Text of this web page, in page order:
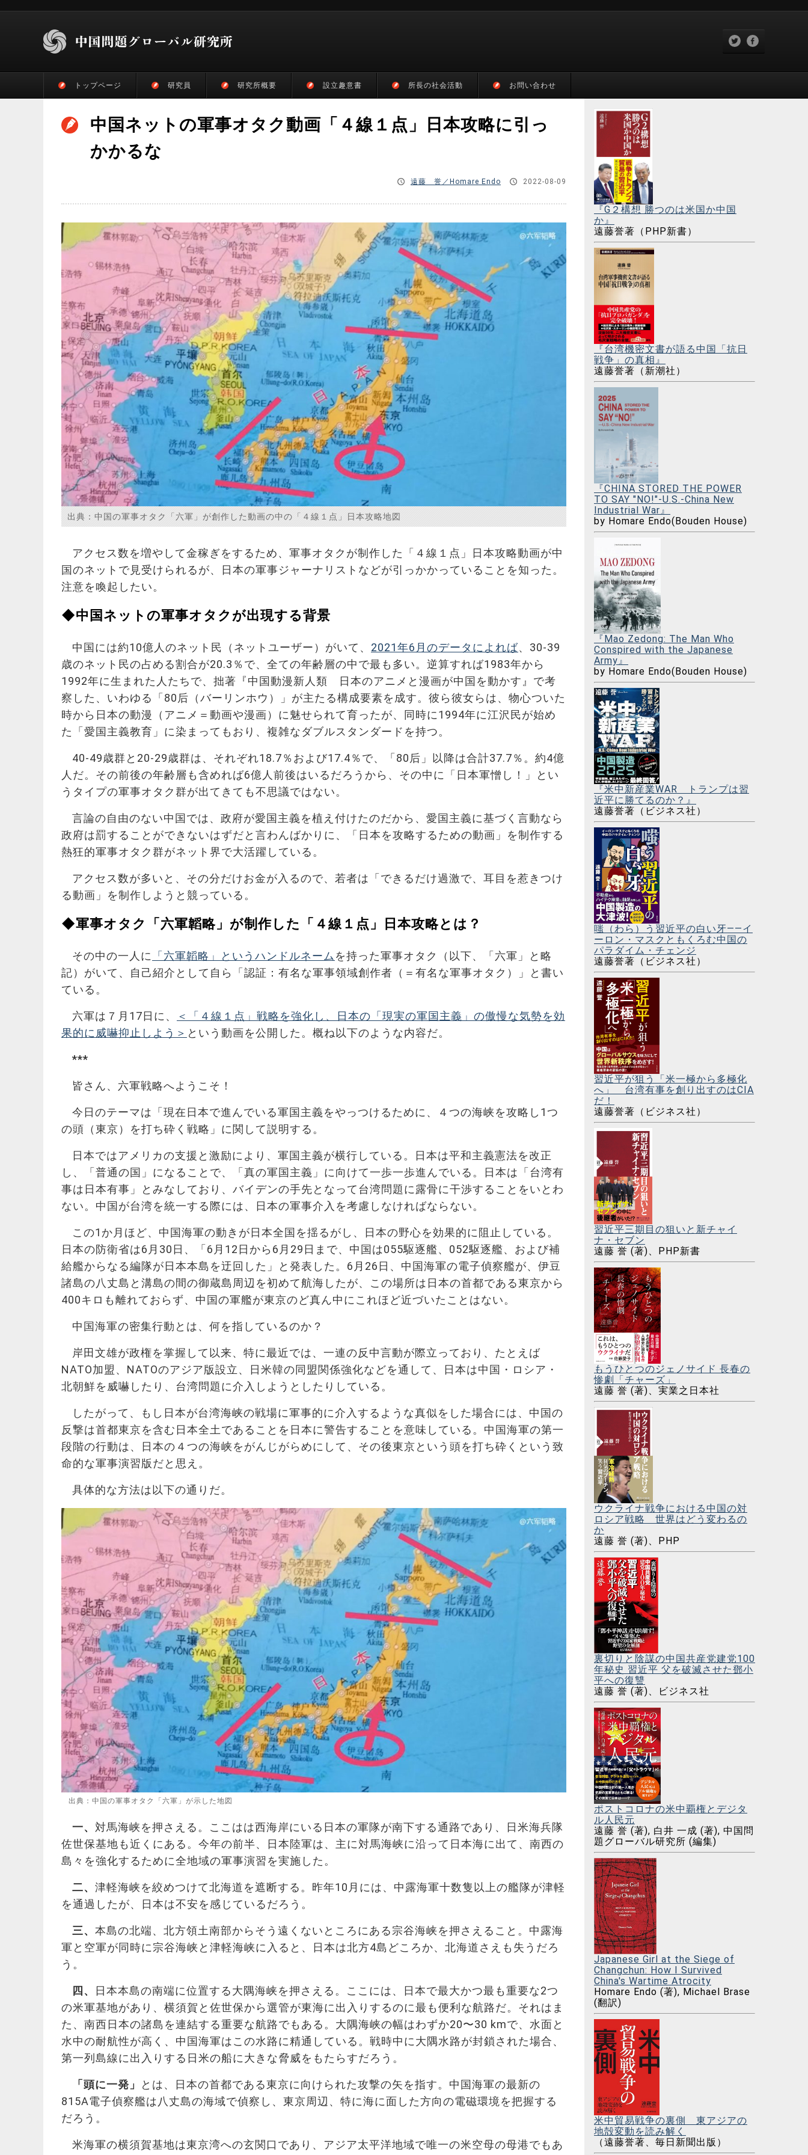
トップページ 研究員 研究所概要 設立趣意書 所長の社会活動 お問い合わせ
中国ネットの軍事オタク動画「４線１点」日本攻略に引っ
かかるな
遠藤 誉／Homare Endo 2022-08-09
出典：中国の軍事オタク「六軍」が創作した動画の中の「４線１点」日本攻略地図
アクセス数を増やして金稼ぎをするため、軍事オタクが制作した「４線１点」日本攻略動画が中
国のネットで見受けられるが、日本の軍事ジャーナリストなどが引っかかっていることを知った。
注意を喚起したい。
◆中国ネットの軍事オタクが出現する背景
中国には約10億人のネット民（ネットユーザー）がいて、 2021年6月のデータによれば、30-39
歳のネット民の占める割合が20.3％で、全ての年齢層の中で最も多い。逆算すれば1983年から
1992年に生まれた人たちで、拙著『中国動漫新人類 日本のアニメと漫画が中国を動かす』で考
察した、いわゆる「80后（バーリンホウ）」が主たる構成要素を成す。彼ら彼女らは、物心ついた
時から日本の動漫（アニメ＝動画や漫画）に魅せられて育ったが、同時に1994年に江沢民が始め
た「愛国主義教育」に染まってもおり、複雑なダブルスタンダードを持つ。
40-49歳群と20-29歳群は、それぞれ18.7％および17.4％で、「80后」以降は合計37.7％。約4億
人だ。その前後の年齢層も含めれば6億人前後はいるだろうから、その中に「日本軍憎し！」とい
うタイプの軍事オタク群が出てきても不思議ではない。
言論の自由のない中国では、政府が愛国主義を植え付けたのだから、愛国主義に基づく言動なら
政府は罰することができないはずだと言わんばかりに、「日本を攻略するための動画」を制作する
熱狂的軍事オタク群がネット界で大活躍している。
アクセス数が多いと、その分だけお金が入るので、若者は「できるだけ過激で、耳目を惹きつけ
る動画」を制作しようと競っている。
◆軍事オタク「六軍韜略」が制作した「４線１点」日本攻略とは？
その中の一人に 「六軍韜略」というハンドルネームを持った軍事オタク（以下、「六軍」と略
記）がいて、自己紹介として自ら「認証：有名な軍事領域創作者（＝有名な軍事オタク）」と書い
ている。
六軍は７月17日に、
＜「４線１点」戦略を強化し、日本の「現実の軍国主義」の傲慢な気勢を効
果的に威嚇抑止しよう＞ という動画を公開した。概ね以下のような内容だ。
***
皆さん、六軍戦略へようこそ！
今日のテーマは「現在日本で進んでいる軍国主義をやっつけるために、４つの海峡を攻略し1つ
の頭（東京）を打ち砕く戦略」に関して説明する。
日本ではアメリカの支援と激励により、軍国主義が横行している。日本は平和主義憲法を改正
し、「普通の国」になることで、「真の軍国主義」に向けて一歩一歩進んでいる。日本は「台湾有
事は日本有事」とみなしており、バイデンの手先となって台湾問題に露骨に干渉することをいとわ
ない。中国が台湾を統一する際には、日本の軍事介入を考慮しなければならない。
この1か月ほど、中国海軍の動きが日本全国を揺るがし、日本の野心を効果的に阻止している。
日本の防衛省は6月30日、「6月12日から6月29日まで、中国は055駆逐艦、052駆逐艦、および補
給艦からなる編隊が日本本島を迂回した」と発表した。6月26日、中国海軍の電子偵察艦が、伊豆
諸島の八丈島と溝島の間の御蔵島周辺を初めて航海したが、この場所は日本の首都である東京から
400キロも離れておらず、中国の軍艦が東京のど真ん中にこれほど近づいたことはない。
中国海軍の密集行動とは、何を指しているのか？
岸田文雄が政権を掌握して以来、特に最近では、一連の反中言動が際立っており、たとえば
NATO加盟、NATOのアジア版設立、日米韓の同盟関係強化などを通して、日本は中国・ロシア・
北朝鮮を威嚇したり、台湾問題に介入しようとしたりしている。
したがって、もし日本が台湾海峡の戦場に軍事的に介入するような真似をした場合には、中国の
反撃は首都東京を含む日本全土であることを日本に警告することを意味している。中国海軍の第一
段階の行動は、日本の４つの海峡をがんじがらめにして、その後東京という頭を打ち砕くという致
命的な軍事演習版だと思え。
具体的な方法は以下の通りだ。
出典：中国の軍事オタク「六軍」が示した地図
一、 対馬海峡を押さえる。ここはは西海岸にいる日本の軍隊が南下する通路であり、日米海兵隊
佐世保基地も近くにある。今年の前半、日本陸軍は、主に対馬海峡に沿って日本海に出て、南西の
島々を強化するために全地域の軍事演習を実施した。
二、 津軽海峡を絞めつけて北海道を遮断する。昨年10月には、中露海軍十数隻以上の艦隊が津軽
を通過したが、日本は不安を感じているだろう。
三、 本島の北端、北方領土南部からそう遠くないところにある宗谷海峡を押さえること。中露海
軍と空軍が同時に宗谷海峡と津軽海峡に入ると、日本は北方4島どころか、北海道さえも失うだろ
う。
四、
日本本島の南端に位置する大隅海峡を押さえる。ここには、日本で最大かつ最も重要な2つ
の米軍基地があり、横須賀と佐世保から選管が東海に出入りするのに最も便利な航路だ。それはま
た、南西日本の諸島を連結する重要な航路でもある。大隅海峡の幅はわずか20〜30 kmで、水面と
水中の耐航性が高く、中国海軍はこの水路に精通している。戦時中に大隅水路が封鎖された場合、
第一列島線に出入りする日米の船に大きな脅威をもたらすだろう。
「頭に一発」
とは、日本の首都である東京に向けられた攻撃の矢を指す。中国海軍の最新の
815A電子偵察艦は八丈島の海域で偵察し、東京周辺、特に海に面した方向の電磁環境を把握する
だろう。
米海軍の横須賀基地は東京湾への玄関口であり、アジア太平洋地域で唯一の米空母の母港でもあ
『G２構想 勝つのは米国か中国
か』
遠藤誉著（PHP新書）
『台湾機密文書が語る中国「抗日
戦争」の真相』
遠藤誉著（新潮社）
『CHINA STORED THE POWER
TO SAY "NO!"-U.S.-China New
Industrial War』
by Homare Endo(Bouden House)
『Mao Zedong: The Man Who
Conspired with the Japanese
Army』
by Homare Endo(Bouden House)
『米中新産業WAR トランプは習
近平に勝てるのか？』
遠藤誉著（ビジネス社）
嗤（わら）う習近平の白い牙――イ
ーロン・マスクともくろむ中国の
パラダイム・チェンジ
遠藤誉著（ビジネス社）
習近平が狙う「米一極から多極化
へ」 台湾有事を創り出すのはCIA
だ！
遠藤誉著（ビジネス社）
習近平三期目の狙いと新チャイ
ナ・セブン
遠藤 誉 (著)、PHP新書
もうひとつのジェノサイド 長春の
惨劇「チャーズ」
遠藤 誉 (著)、実業之日本社
ウクライナ戦争における中国の対
ロシア戦略 世界はどう変わるの
か
遠藤 誉 (著)、PHP
裏切りと陰謀の中国共産党建党100
年秘史 習近平 父を破滅させた鄧小
平への復讐
遠藤 誉 (著)、ビジネス社
ポストコロナの米中覇権とデジタ
ル人民元
遠藤 誉 (著), 白井 一成 (著), 中国問
題グローバル研究所 (編集)
Japanese Girl at the Siege of
Changchun: How I Survived
China's Wartime Atrocity
Homare Endo (著), Michael Brase
(翻訳)
米中貿易戦争の裏側 東アジアの
地殻変動を読み解く
（遠藤誉著、毎日新聞出版）